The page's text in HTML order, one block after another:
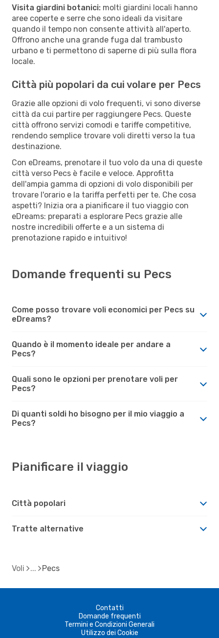
Visita giardini botanici: molti giardini locali hanno
aree coperte e serre che sono ideali da visitare
quando il tempo non consente attività all'aperto.
Offrono anche una grande fuga dal trambusto
urbano e ti permettono di saperne di più sulla flora
locale.
Città più popolari da cui volare per Pecs
Grazie alle opzioni di volo frequenti, vi sono diverse
città da cui partire per raggiungere Pecs. Queste
città offrono servizi comodi e tariffe competitive,
rendendo semplice trovare voli diretti verso la tua
destinazione.
Con eDreams, prenotare il tuo volo da una di queste
città verso Pecs è facile e veloce. Approfitta
dell'ampia gamma di opzioni di volo disponibili per
trovare l'orario e la tariffa perfetti per te. Che cosa
aspetti? Inizia ora a pianificare il tuo viaggio con
eDreams: preparati a esplorare Pecs grazie alle
nostre incredibili offerte e a un sistema di
prenotazione rapido e intuitivo!
Domande frequenti su Pecs
Come posso trovare voli economici per Pecs su
eDreams?
Quando è il momento ideale per andare a
Pecs?
Quali sono le opzioni per prenotare voli per
Pecs?
Di quanti soldi ho bisogno per il mio viaggio a
Pecs?
Pianificare il viaggio
Città popolari
Tratte alternative
Voli Pecs
Contatti
Domande frequenti
Termini e Condizioni Generali
Utilizzo dei Cookie